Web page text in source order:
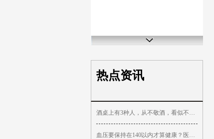
热点资讯
酒桌上有3种人，从不敬酒，看似不善交际，其实情商很高，别小瞧
血压要保持在140以内才算健康？医生：年龄不同，参考值也不同！